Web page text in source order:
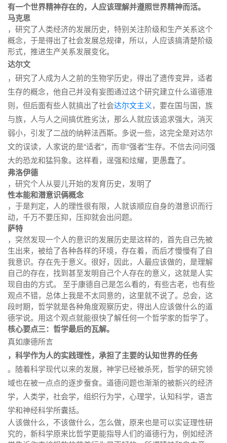
有一个世界精神存在的，人应该理解并遵照世界精神而活。
马克思
，研究了人类经济的发展历史，特别关注阶级和生产关系这个
概念，于是得出了社会发展总规律，所以，人应该搞清楚阶级
形式，推进生产关系发展变化。
达尔文
，研究了人成为人之前的生物学历史，得出了遗传变异，适者
生存的概念，他自己并没有妄图通过这个研究建立什么道德准
则，但后面有些人就搞出了社会达尔文主义 ，要在国与国，族
与族，人与人之间搞优胜劣汰，那么人就应该追求强大，消灭
弱小，引发了二战的纳粹法西斯。多说一些，这完全是对达尔
文的误读，人家说的是“适者”，而非“强者”生存。不信去问问强
大的恐龙和猛犸象。这样看，逞强和炫耀，更愚蠢了。
弗洛伊德
，研究个人从婴儿开始的发育历史，发明了
性本能和潜意识俩概念
，于是判定，人的理性很有限，人就该顺应自身的潜意识而行
动，千万不要压抑，压抑就会出问题。
萨特
，突然发现一个人的意识的发展历史是这样的，首先自己先被
生出来，被给了各种各样的环境，存在着，而后才慢慢有了自
我意识。存在先于意义。很好，因此，人最应该做的，是理解
自己的存在，找到甚至发明自己个人存在的意义，这就是人实
现自由的方式。 至于康德自己是怎么看的，有些古老，也有些
观点不错，总体上我是不太同意的，这里就不说了。总会，这
段时期，哲学就是各种角度观察历史，得出人应该做什么的道
德学说。用这个观点就能很快了解任何一个哲学家的哲学了。
核心要点三：哲学最后的瓦解。
真如康德所言
，科学作为人的实践理性，承担了主要的认知世界的任务
。随着科学现代以来的发展，神学已经被杀死，哲学的研究领
域也在被一点点的逐步蚕食。道德问题也渐渐的被新兴的经济
学，人类学，社会学，组织行为学，心理学，认知科学，语言
学和神经科学所囊括。
人该做什么，不该做什么，怎么做，原来也是可以实证理性研
究的，新科学原来比哲学更能指导人们的道德行为，例如经济